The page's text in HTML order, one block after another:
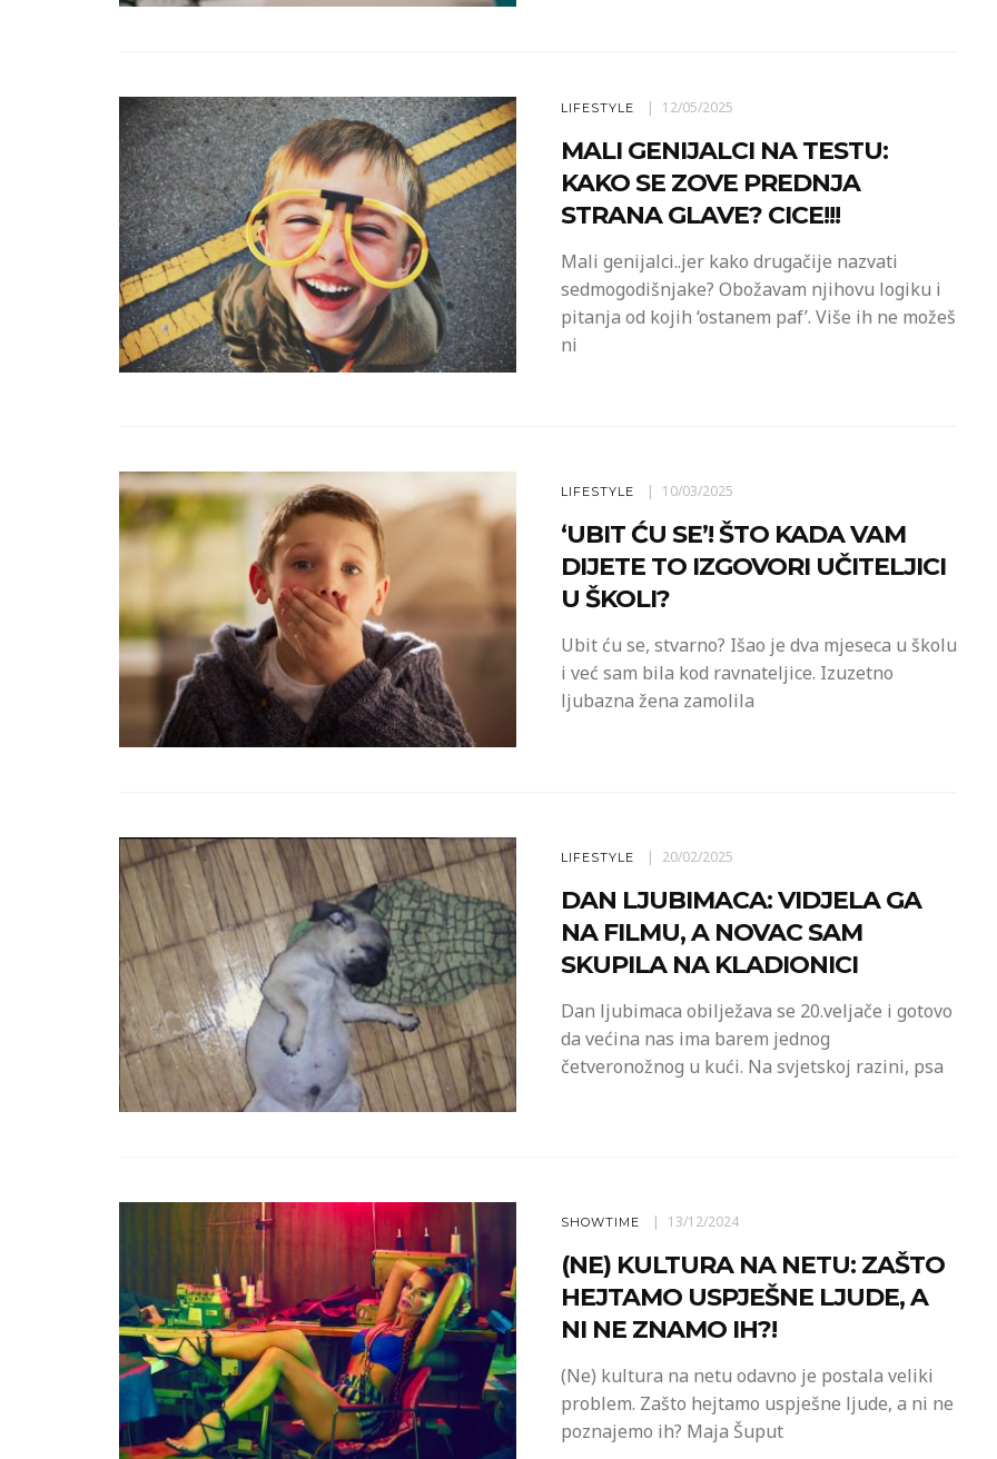
LIFESTYLE 12/05/2025
MALI GENIJALCI NA TESTU:
KAKO SE ZOVE PREDNJA
STRANA GLAVE? CICE!!!
Mali genijalci..jer kako drugačije nazvati
sedmogodišnjake? Obožavam njihovu logiku i
pitanja od kojih ‘ostanem paf’. Više ih ne možeš
ni
LIFESTYLE 10/03/2025
‘UBIT ĆU SE’! ŠTO KADA VAM
DIJETE TO IZGOVORI UČITELJICI
U ŠKOLI?
Ubit ću se, stvarno? Išao je dva mjeseca u školu
i već sam bila kod ravnateljice. Izuzetno
ljubazna žena zamolila
LIFESTYLE 20/02/2025
DAN LJUBIMACA: VIDJELA GA
NA FILMU, A NOVAC SAM
SKUPILA NA KLADIONICI
Dan ljubimaca obilježava se 20.veljače i gotovo
da većina nas ima barem jednog
četveronožnog u kući. Na svjetskoj razini, psa
SHOWTIME 13/12/2024
(NE) KULTURA NA NETU: ZAŠTO
HEJTAMO USPJEŠNE LJUDE, A
NI NE ZNAMO IH?!
(Ne) kultura na netu odavno je postala veliki
problem. Zašto hejtamo uspješne ljude, a ni ne
poznajemo ih? Maja Šuput